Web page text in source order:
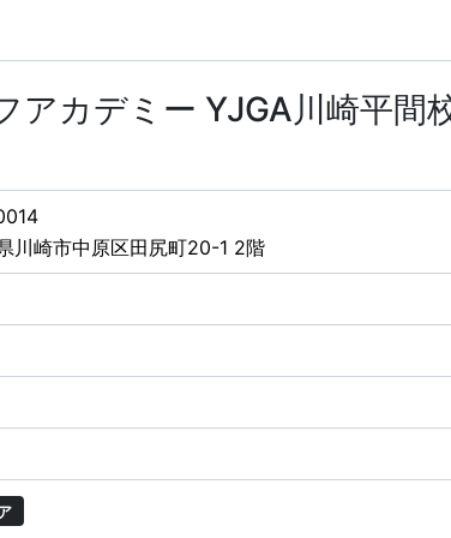
アカデミー YJGA川崎平間
川崎市中原区田尻町20-1 2階